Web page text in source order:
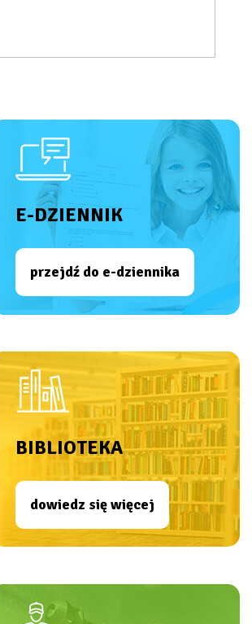
E-DZIENNIK
przejdź do e-dziennika
BIBLIOTEKA
dowiedz się więcej